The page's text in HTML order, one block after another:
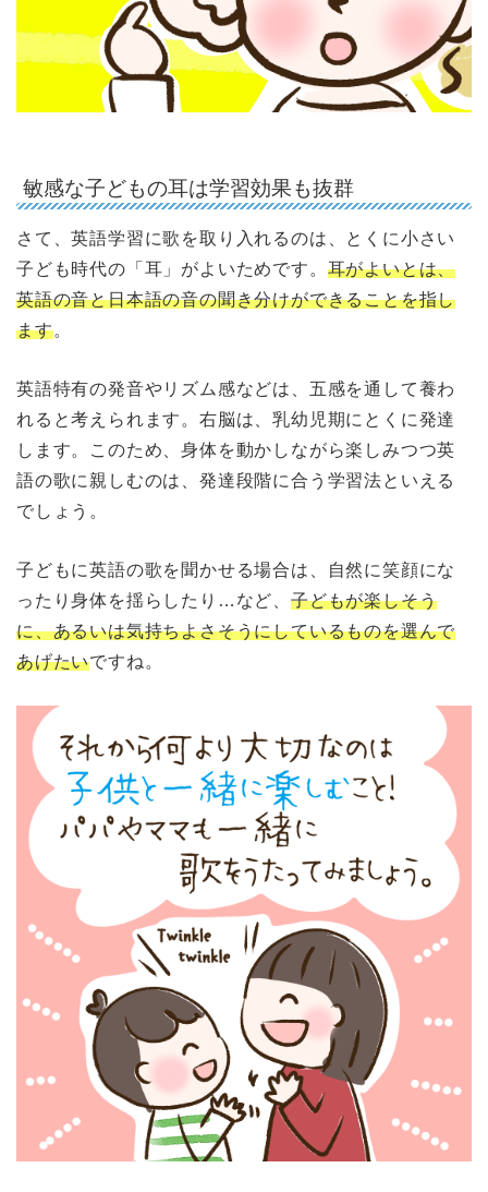
敏感な子どもの耳は学習効果も抜群
さて、英語学習に歌を取り入れるのは、とくに小さい
子ども時代の「耳」がよいためです。 耳がよいとは、
英語の音と日本語の音の聞き分けができることを指し
ます。
英語特有の発音やリズム感などは、五感を通して養わ
れると考えられます。右脳は、乳幼児期にとくに発達
します。このため、身体を動かしながら楽しみつつ英
語の歌に親しむのは、発達段階に合う学習法といえる
でしょう。
子どもに英語の歌を聞かせる場合は、自然に笑顔にな
ったり身体を揺らしたり…など、 子どもが楽しそう
に、あるいは気持ちよさそうにしているものを選んで
あげたいですね。